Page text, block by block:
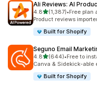
Ali Reviews: AI
4.8เต็ม 5 ดาว
(1,387)
ทั้งหมด 1387 รีวิว
•Free plan
Product reviews
Built for Shopify
Seguno Email
4.8เต็ม 5 ดาว
(644)
ทั้งหมด 644 รีวิว
•Free to
Canva & Sidekick-able
Built for Shopify